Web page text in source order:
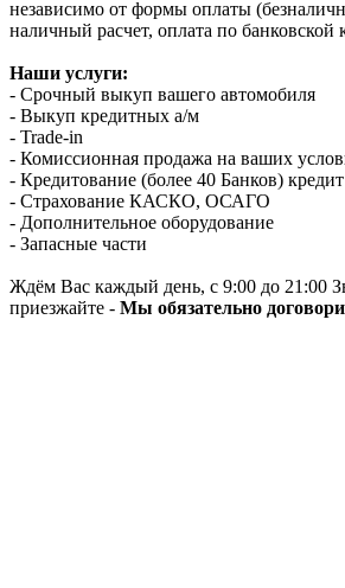
независимо от формы оплаты
наличный расчет, оплата по банковской
Наши услуги:
- Срочный выкуп вашего автомобиля
- Выкуп кредитных а/м
- Trade-in
- Комиссионная продажа на ваших
- Кредитование (более 40 Банков)
- Страхование КАСКО, ОСАГО
- Дополнительное оборудование
- Запасные части
Ждём Вас каждый день, с 9:00 до 21:00
приезжайте - Мы обязательно